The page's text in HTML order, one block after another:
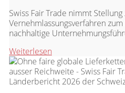
Swiss Fair Trade nimmt Stellung
Vernehmlassungsverfahren
nachhaltige
Weiterlesen